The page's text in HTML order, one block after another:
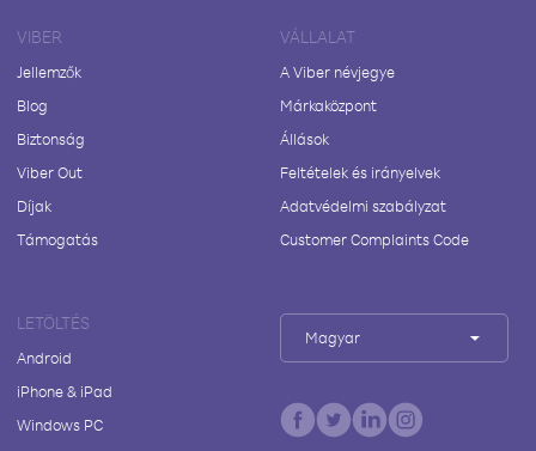
VIBER
Jellemzők
Blog
Biztonság
Viber Out
Díjak
Támogatás
VÁLLALAT
A Viber névjegye
Márkaközpont
Állások
Feltételek és irányelvek
Adatvédelmi szabályzat
Customer Complaints Code
LETÖLTÉS
Android
iPhone & iPad
Windows PC
Magyar